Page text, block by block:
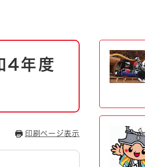
福祉・介護
員採用情報
4年度
印刷ページ表示